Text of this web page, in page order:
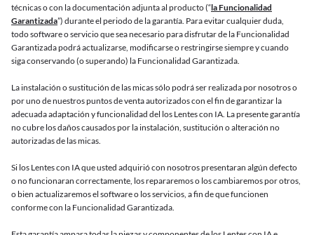
técnicas o con la documentación adjunta al producto (“la Funcionalidad
Garantizada”) durante el periodo de la garantía. Para evitar cualquier duda,
todo software o servicio que sea necesario para disfrutar de la Funcionalidad
Garantizada podrá actualizarse, modificarse o restringirse siempre y cuando
siga conservando (o superando) la Funcionalidad Garantizada.
La instalación o sustitución de las micas sólo podrá ser realizada por nosotros o
por uno de nuestros puntos de venta autorizados con el fin de garantizar la
adecuada adaptación y funcionalidad del los Lentes con IA. La presente garantía
no cubre los daños causados por la instalación, sustitución o alteración no
autorizadas de las micas.
Si los Lentes con IA que usted adquirió con nosotros presentaran algún defecto
o no funcionaran correctamente, los repararemos o los cambiaremos por otros,
o bien actualizaremos el software o los servicios, a fin de que funcionen
conforme con la Funcionalidad Garantizada.